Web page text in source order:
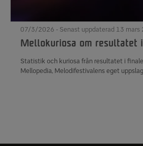
07/3/2026 - Senast uppdaterad 13 mars
Mellokuriosa om resultatet
Statistik och kuriosa från resultatet i
Mellopedia, Melodifestivalens eget